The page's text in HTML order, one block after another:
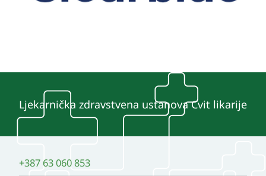
Ljekarnička zdravstvena ustanova Cvit likarije
+387 63 060 853